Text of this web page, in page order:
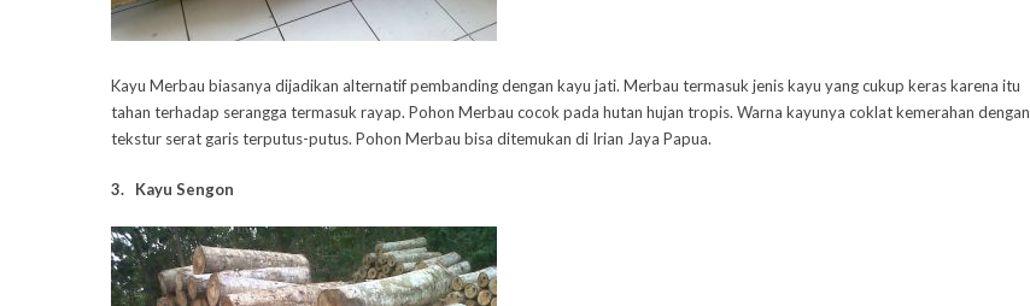
Kayu Merbau biasanya dijadikan alternatif pembanding dengan kayu jati. Merbau termasuk jenis kayu yang cukup keras karena itu
tahan terhadap serangga termasuk rayap. Pohon Merbau cocok pada hutan hujan tropis. Warna kayunya coklat kemerahan dengan
tekstur serat garis terputus-putus. Pohon Merbau bisa ditemukan di Irian Jaya Papua.
3. Kayu Sengon